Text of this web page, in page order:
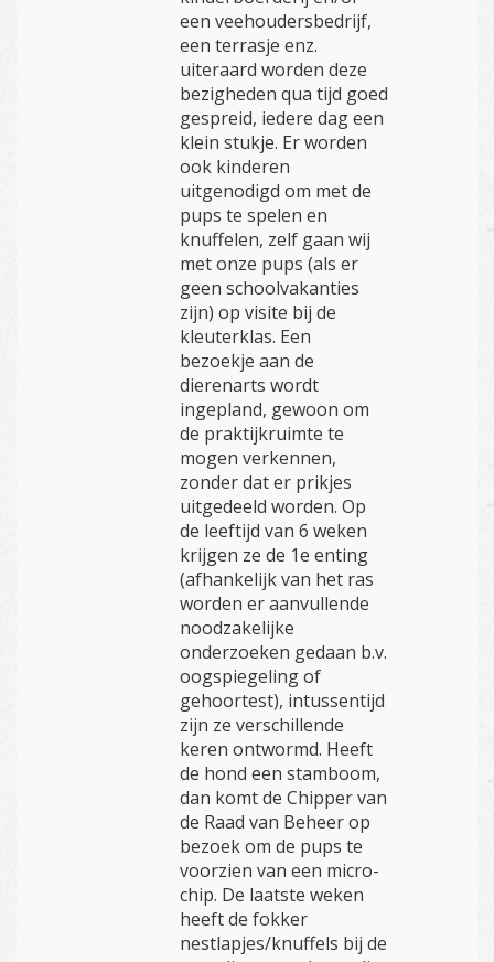
een veehoudersbedrijf,
een terrasje enz.
uiteraard worden deze
bezigheden qua tijd goed
gespreid, iedere dag een
klein stukje. Er worden
ook kinderen
uitgenodigd om met de
pups te spelen en
knuffelen, zelf gaan wij
met onze pups (als er
geen schoolvakanties
zijn) op visite bij de
kleuterklas. Een
bezoekje aan de
dierenarts wordt
ingepland, gewoon om
de praktijkruimte te
mogen verkennen,
zonder dat er prikjes
uitgedeeld worden. Op
de leeftijd van 6 weken
krijgen ze de 1e enting
(afhankelijk van het ras
worden er aanvullende
noodzakelijke
onderzoeken gedaan b.v.
oogspiegeling of
gehoortest), intussentijd
zijn ze verschillende
keren ontwormd. Heeft
de hond een stamboom,
dan komt de Chipper van
de Raad van Beheer op
bezoek om de pups te
voorzien van een micro-
chip. De laatste weken
heeft de fokker
nestlapjes/knuffels bij de